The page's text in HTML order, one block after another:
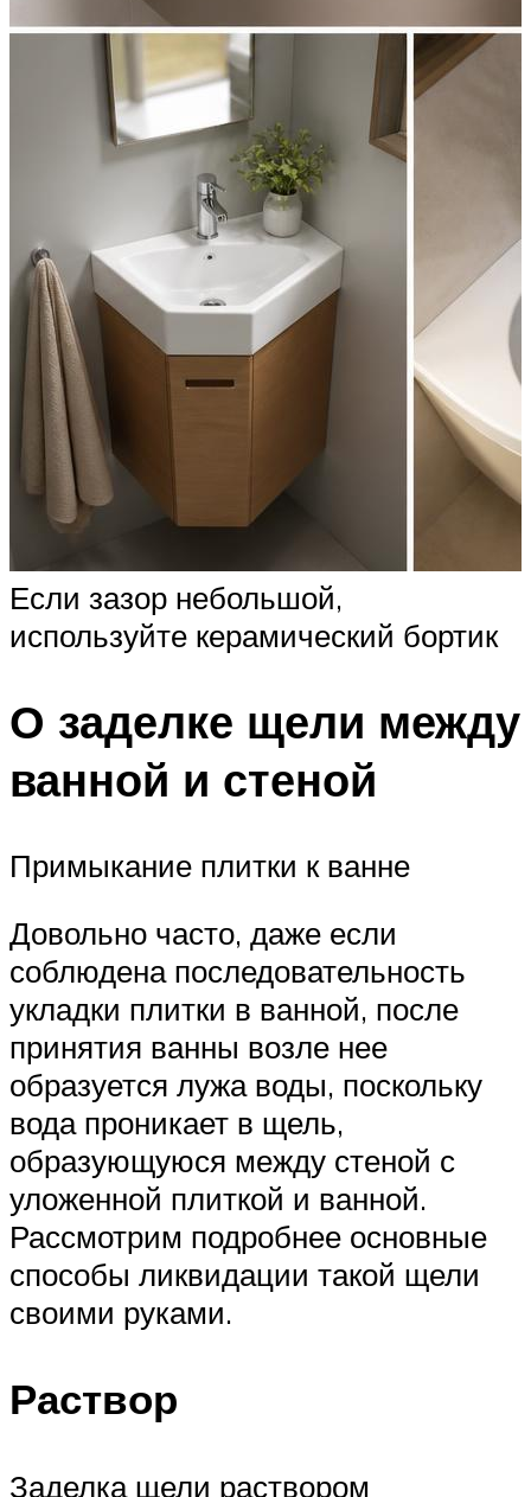
Если зазор небольшой,
используйте керамический бортик
О заделке щели между
ванной и стеной
Примыкание плитки к ванне
Довольно часто, даже если
соблюдена последовательность
укладки плитки в ванной, после
принятия ванны возле нее
образуется лужа воды, поскольку
вода проникает в щель,
образующуюся между стеной с
уложенной плиткой и ванной.
Рассмотрим подробнее основные
способы ликвидации такой щели
своими руками.
Раствор
Заделка щели раствором